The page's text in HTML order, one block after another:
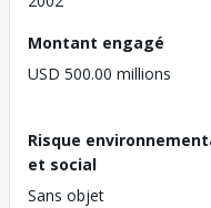
Montant engagé
USD 500.00 millions
Risque
et social
Sans objet